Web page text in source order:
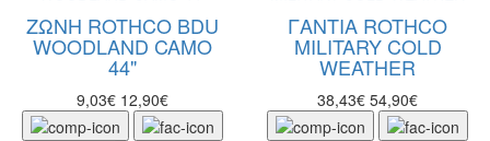
ΖΩΝΗ ROTHCO BDU
WOODLAND CAMO
44"
9,03€ 12,90€
ΓΑΝΤΙΑ ROTHCO
MILITARY COLD
WEATHER
38,43€ 54,90€